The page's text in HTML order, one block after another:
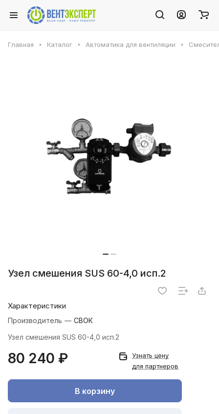
Главная Каталог Автоматика для вентиляции
Узел смешения SUS 60-4,0 исп.2
Характеристики
Производитель — СВОК
Узел смешения SUS 60-4,0 исп.2
80 240 ₽
Узнать цену
для партнеров
В корзину